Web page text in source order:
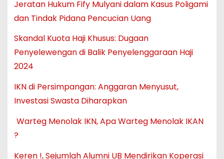
Jeratan Hukum Fify Mulyani dalam Kasus Poligami
dan Tindak Pidana Pencucian Uang
Skandal Kuota Haji Khusus: Dugaan
Penyelewengan di Balik Penyelenggaraan Haji
2024
IKN di Persimpangan: Anggaran Menyusut,
Investasi Swasta Diharapkan
Warteg Menolak IKN, Apa Warteg Menolak IKAN
?
Keren !, Sejumlah Alumni UB Mendirikan Koperasi